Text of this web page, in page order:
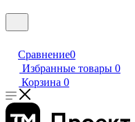
Сравнение0
Избранные товары 0
Корзина 0